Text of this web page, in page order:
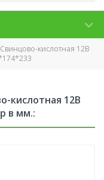
Свинцово-кислотная 12В
кислотная 12В
в мм.: